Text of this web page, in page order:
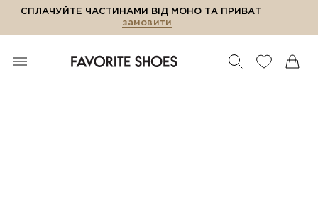
СПЛАЧУЙТЕ ЧАСТИНАМИ ВІД МОНО ТА ПРИВАТ
замовити